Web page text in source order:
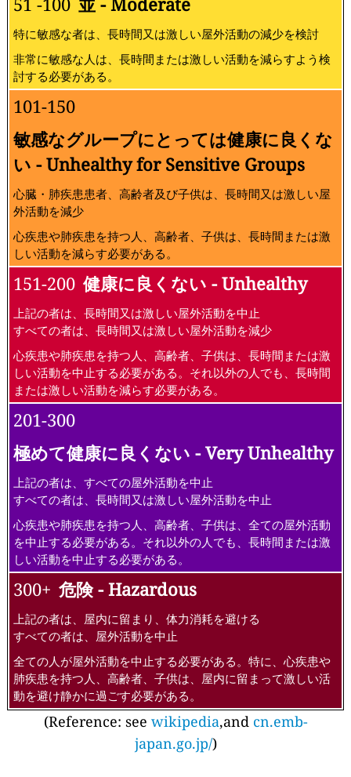
51 -100 並 - Moderate
特に敏感な者は、長時間又は激しい屋外活動の減少を検討
非常に敏感な人は、長時間または激しい活動を減らすよう検
討する必要がある。
101-150
敏感なグループにとっては健康に良くな
い - Unhealthy for Sensitive Groups
心臓・肺疾患患者、高齢者及び子供は、長時間又は激しい屋
外活動を減少
心疾患や肺疾患を持つ人、高齢者、子供は、長時間または激
しい活動を減らす必要がある。
151-200 健康に良くない - Unhealthy
上記の者は、長時間又は激しい屋外活動を中止
すべての者は、長時間又は激しい屋外活動を減少
心疾患や肺疾患を持つ人、高齢者、子供は、長時間または激
しい活動を中止する必要がある。それ以外の人でも、長時間
または激しい活動を減らす必要がある。
201-300
極めて健康に良くない - Very Unhealthy
上記の者は、すべての屋外活動を中止
すべての者は、長時間又は激しい屋外活動を中止
心疾患や肺疾患を持つ人、高齢者、子供は、全ての屋外活動
を中止する必要がある。それ以外の人でも、長時間または激
しい活動を中止する必要がある。
300+ 危険 - Hazardous
上記の者は、屋内に留まり、体力消耗を避ける
すべての者は、屋外活動を中止
全ての人が屋外活動を中止する必要がある。特に、心疾患や
肺疾患を持つ人、高齢者、子供は、屋内に留まって激しい活
動を避け静かに過ごす必要がある。
(Reference: see wikipedia,and cn.emb-
japan.go.jp/)